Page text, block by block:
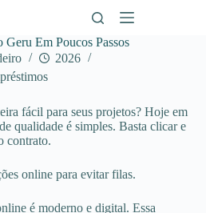
Em Poucos Passos
2026
fácil para seus projetos? Hoje em
qualidade é simples. Basta clicar e
contrato.
online para evitar filas.
é moderno e digital. Essa